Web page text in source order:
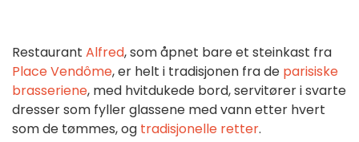
Restaurant Alfred, som åpnet bare et steinkast fra
Place Vendôme, er helt i tradisjonen fra de parisiske
brasseriene, med hvitdukede bord, servitører i svarte
dresser som fyller glassene med vann etter hvert
som de tømmes, og tradisjonelle retter.